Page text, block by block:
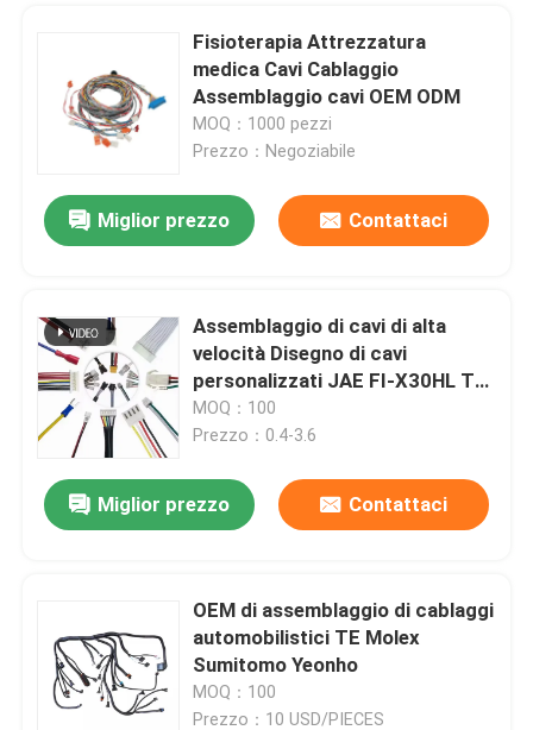
Fisioterapia Attrezzatura
medica Cavi Cablaggio
Assemblaggio cavi OEM ODM
MOQ：1000 pezzi
Prezzo：Negoziabile
Miglior prezzo Contattaci
Assemblaggio di cavi di alta
velocità Disegno di cavi
personalizzati JAE FI-X30HL To
JST SHDR-40V-S-B LVDS
Harness Wire Harness
MOQ：100
Prezzo：0.4-3.6
Miglior prezzo Contattaci
OEM di assemblaggio di cablaggi
automobilistici TE Molex
Sumitomo Yeonho
MOQ：100
Prezzo：10 USD/PIECES